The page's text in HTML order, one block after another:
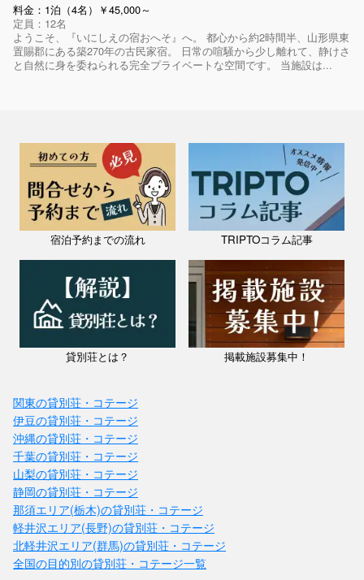
料金：1泊（4名）￥45,000～
定員：12名
ようこそ、『いにしえの宿おへそ』へ。 都心から約2時間半、山形県東
置賜郡にある築270年の古民家宿。 日常の喧騒から少し離れて、静けさ
と自然に身を委ねられる完全プライベートな空間です。 当施設は...
宿泊予約までの流れ TRIPTOコラム記事
貸別荘とは？ 掲載施設募集中！
関東の貸別荘・コテージ
伊豆の貸別荘・コテージ
沖縄の貸別荘・コテージ
千葉の貸別荘・コテージ
山梨の貸別荘・コテージ
静岡の貸別荘・コテージ
那須エリア(栃木)の貸別荘・コテージ
軽井沢エリア(長野)の貸別荘・コテージ
北軽井沢エリア(群馬)の貸別荘・コテージ
全国の目的別の貸別荘・コテージ一覧